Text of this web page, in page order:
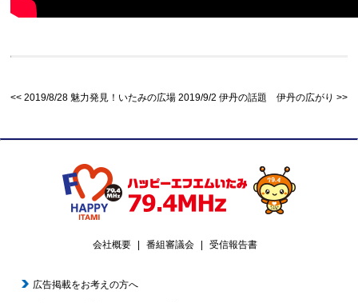
2019/8/28 魅力発見！いたみの広場 2019/9/2 伊丹の話題 伊丹の広がり
会社概要 番組審議会 受信報告書
広告掲載をお考えの方へ